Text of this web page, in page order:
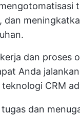
dan
dan proses
Anda
CRM
dan